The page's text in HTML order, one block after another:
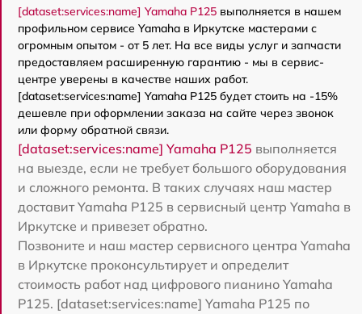
[dataset:services:name] Yamaha P125 выполняется в нашем
профильном сервисе Yamaha в Иркутске мастерами с
огромным опытом - от 5 лет. На все виды услуг и запчасти
предоставляем расширенную гарантию - мы в сервис-
центре уверены в качестве наших работ.
[dataset:services:name] Yamaha P125 будет стоить на -15%
дешевле при оформлении заказа на сайте через звонок
или форму обратной связи.
[dataset:services:name] Yamaha P125 выполняется
на выезде, если не требует большого оборудования
и сложного ремонта. В таких случаях наш мастер
доставит Yamaha P125 в сервисный центр Yamaha в
Иркутске и привезет обратно.
Позвоните и наш мастер сервисного центра Yamaha
в Иркутске проконсультирует и определит
стоимость работ над цифрового пианино Yamaha
P125. [dataset:services:name] Yamaha P125 по